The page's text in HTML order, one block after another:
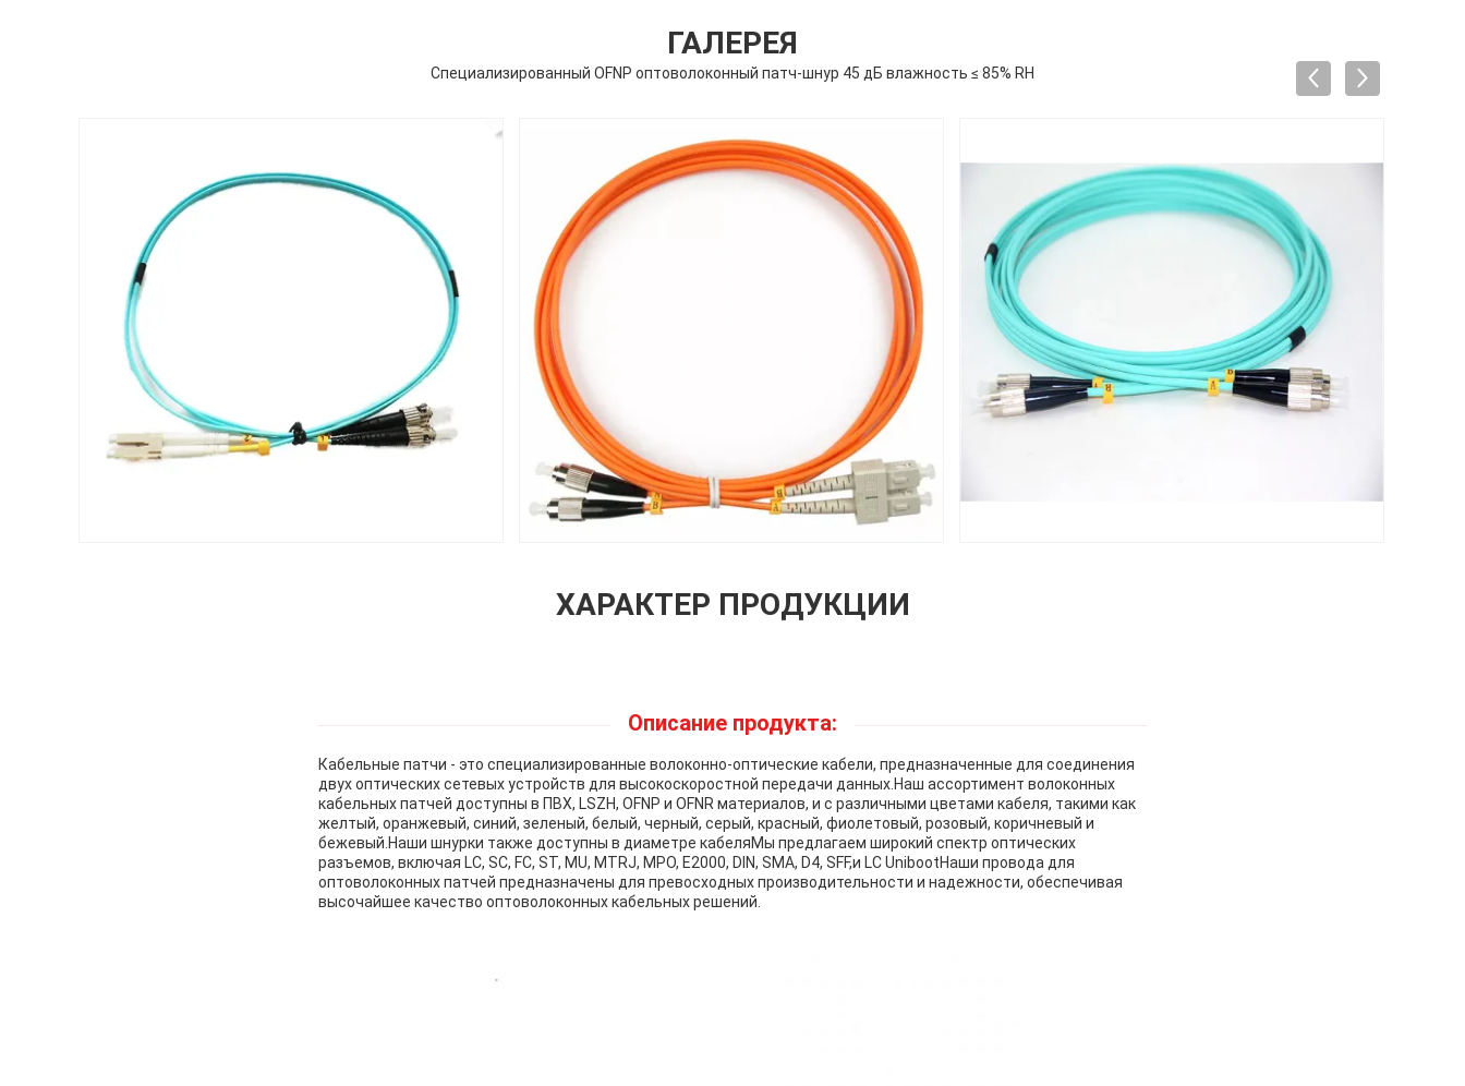
ГАЛЕРЕЯ
Специализированный OFNP оптоволоконный патч-шнур 45 дБ влажность ≤ 85% RH
ХАРАКТЕР ПРОДУКЦИИ
Описание продукта:
Кабельные патчи - это специализированные волоконно-оптические кабели, предназначенные для соединения
двух оптических сетевых устройств для высокоскоростной передачи данных.Наш ассортимент волоконных
кабельных патчей доступны в ПВХ, LSZH, OFNP и OFNR материалов, и с различными цветами кабеля, такими как
желтый, оранжевый, синий, зеленый, белый, черный, серый, красный, фиолетовый, розовый, коричневый и
бежевый.Наши шнурки также доступны в диаметре кабеляМы предлагаем широкий спектр оптических
разъемов, включая LC, SC, FC, ST, MU, MTRJ, MPO, E2000, DIN, SMA, D4, SFF,и LC UnibootНаши провода для
оптоволоконных патчей предназначены для превосходных производительности и надежности, обеспечивая
высочайшее качество оптоволоконных кабельных решений.